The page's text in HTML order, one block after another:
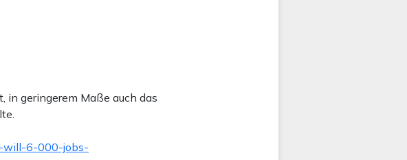
in geringerem Maße auch das
will-6-000-jobs-